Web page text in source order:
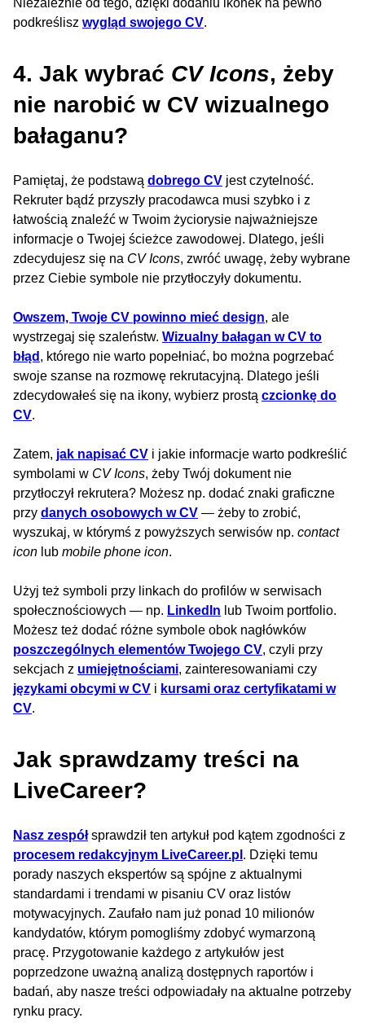
Niezależnie od tego, dzięki dodaniu ikonek na pewno
podkreślisz wygląd swojego CV.
4. Jak wybrać CV Icons, żeby
nie narobić w CV wizualnego
bałaganu?
Pamiętaj, że podstawą dobrego CV jest czytelność.
Rekruter bądź przyszły pracodawca musi szybko i z
łatwością znaleźć w Twoim życiorysie najważniejsze
informacje o Twojej ścieżce zawodowej. Dlatego, jeśli
zdecydujesz się na CV Icons, zwróć uwagę, żeby wybrane
przez Ciebie symbole nie przytłoczyły dokumentu.
Owszem, Twoje CV powinno mieć design, ale
wystrzegaj się szaleństw. Wizualny bałagan w CV to
błąd , którego nie warto popełniać, bo można pogrzebać
swoje szanse na rozmowę rekrutacyjną. Dlatego jeśli
zdecydowałeś się na ikony, wybierz prostą czcionkę do
CV.
Zatem, jak napisać CV i jakie informacje warto podkreślić
symbolami w CV Icons, żeby Twój dokument nie
przytłoczył rekrutera? Możesz np. dodać znaki graficzne
przy danych osobowych w CV — żeby to zrobić,
wyszukaj, w którymś z powyższych serwisów np. contact
icon lub mobile phone icon.
Użyj też symboli przy linkach do profilów w serwisach
społecznościowych — np. LinkedIn lub Twoim portfolio.
Możesz też dodać różne symbole obok nagłówków
poszczególnych elementów Twojego CV, czyli przy
sekcjach z umiejętnościami, zainteresowaniami czy
językami obcymi w CV i kursami oraz certyfikatami w
CV.
Jak sprawdzamy treści na
LiveCareer?
Nasz zespółsprawdził ten artykuł pod kątem zgodności z
procesem redakcyjnym LiveCareer.pl . Dzięki temu
porady naszych ekspertów są spójne z aktualnymi
standardami i trendami w pisaniu CV oraz listów
motywacyjnych. Zaufało nam już ponad 10 milionów
kandydatów, którym pomogliśmy zdobyć wymarzoną
pracę. Przygotowanie każdego z artykułów jest
poprzedzone uważną analizą dostępnych raportów i
badań, aby nasze treści odpowiadały na aktualne potrzeby
rynku pracy.